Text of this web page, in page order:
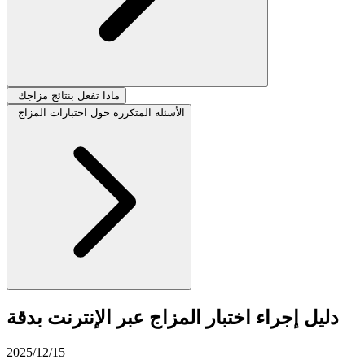
ماذا تفعل بنتائج مزاجك
الأسئلة المتكررة حول اختبارات المزاج
دليل إجراء اختبار المزاج عبر الإنترنت بدقة
2025/12/15